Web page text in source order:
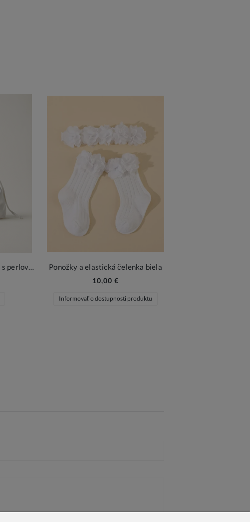
Elegantná biela kabelka s perlovou rúčkou a striebornou retiazkou – ideálna na slávnostné príležitosti Ponožky a elastická čelenka biela
10,00 €
Informovať o dostupnosti produktu